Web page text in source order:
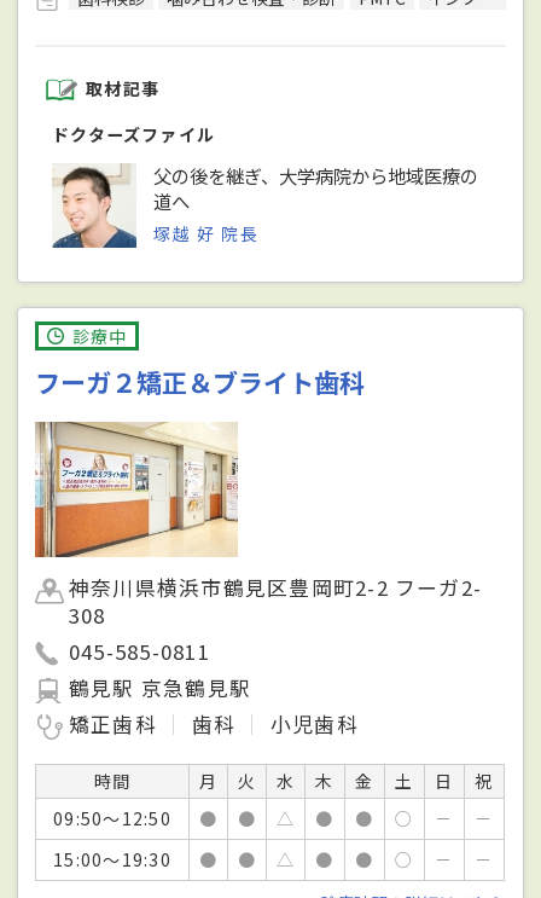
取材記事
ドクターズファイル
父の後を継ぎ、大学病院から地域医療の
道へ
塚越 好 院長
診療中
フーガ２矯正＆ブライト歯科
神奈川県横浜市鶴見区豊岡町2-2 フーガ2-
308
045-585-0811
鶴見駅 京急鶴見駅
矯正歯科
歯科 小児歯科
時間 月 火 水 木 金 土 日
祝
09:50～12:50
● ● △ ● ● ○ －
－
15:00～19:30
● ● △ ● ● ○ －
－